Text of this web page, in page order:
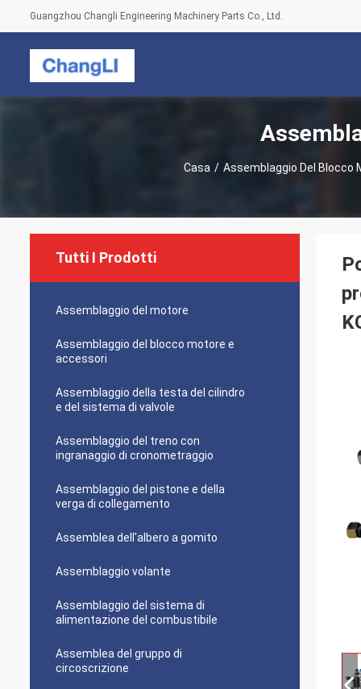
Guangzhou Changli Engineering Machinery Parts Co., Ltd.
Casa / Assemblaggio Del Blocco
Tutti I Prodotti
Assemblaggio del motore
Assemblaggio del blocco motore e
accessori
Assemblaggio della testa del cilindro
e del sistema di valvole
Assemblaggio del treno con
ingranaggio di cronometraggio
Assemblaggio del pistone e della
verga di collegamento
Assemblea dell'albero a gomito
Assemblaggio volante
Assemblaggio del sistema di
alimentazione del combustibile
Assemblea del gruppo di
circoscrizione